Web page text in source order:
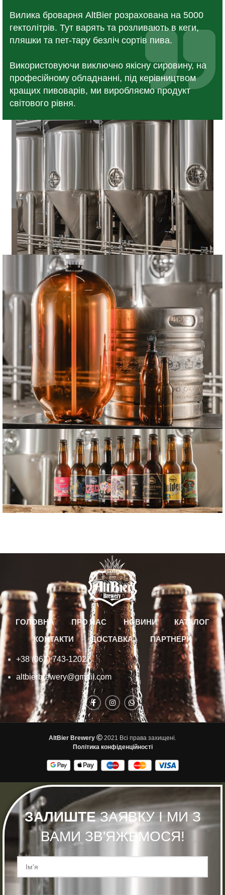
Вилика броварня AltBier розрахована на 5000
гектолітрів. Тут варять та розливають в кеги,
пляшки та пет-тару безліч сортів пива.
Використовуючи виключно якісну сировину, на
професійному обладнанні, під керівництвом
кращих пивоварів, ми виробляємо продукт
світового рівня.
ГОЛОВНА ПРО НАС НОВИНИ
КАТАЛОГ
КОНТАКТИ
ДОСТАВКА ПАРТНЕРИ
+38 (067) 743-1202
altbierbrewery@gmail.com
AltBier Brewery
2021 Всі права захищені.
Політика конфіденційності
ЗАЛИШТЕЗАЯВКУ І МИ З
ВАМИ ЗВ'ЯЖЕМОСЯ!